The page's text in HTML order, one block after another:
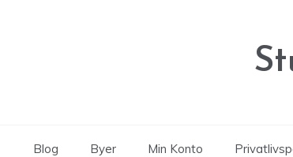
Blog Byer Min Konto